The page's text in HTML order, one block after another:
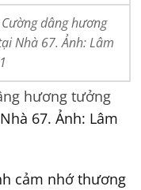
dâng hương
Nhà 67. Ảnh: Lâm
hương tưởng
67. Ảnh: Lâm
cảm nhớ thương